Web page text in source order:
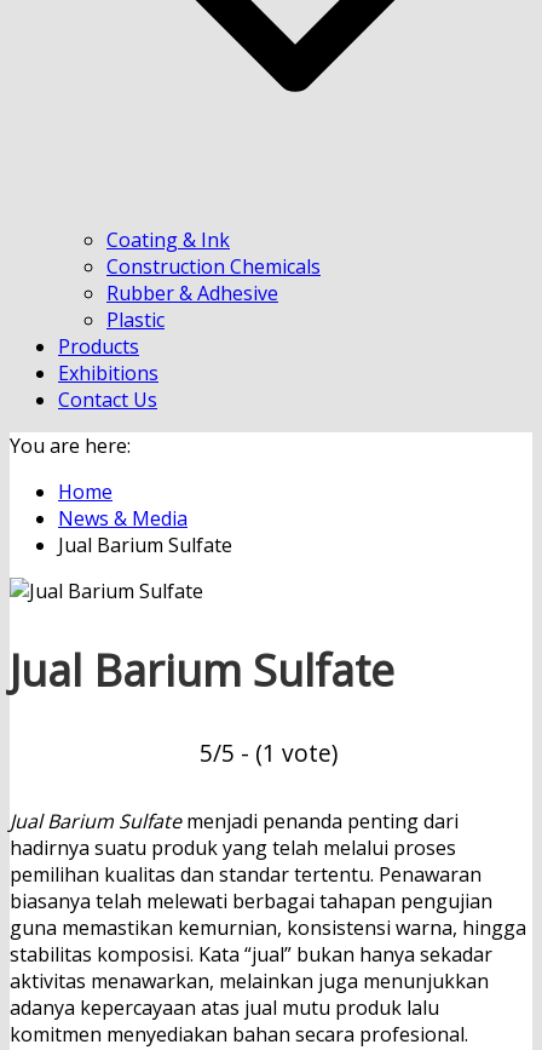
Coating & Ink
Construction Chemicals
Rubber & Adhesive
Plastic
Products
Exhibitions
Contact Us
You are here:
Home
News & Media
Jual Barium Sulfate
Jual Barium Sulfate
5/5 - (1 vote)
JualBarium Sulfatemenjadi penanda penting dari
hadirnya suatu produk yang telah melalui proses
pemilihan kualitas dan standar tertentu. Penawaran
biasanya telah melewati berbagai tahapan pengujian
guna memastikan kemurnian, konsistensi warna, hingga
stabilitas komposisi. Kata “jual” bukan hanya sekadar
aktivitas menawarkan, melainkan juga menunjukkan
adanya kepercayaan atas jual mutu produk lalu
komitmen menyediakan bahan secara profesional.